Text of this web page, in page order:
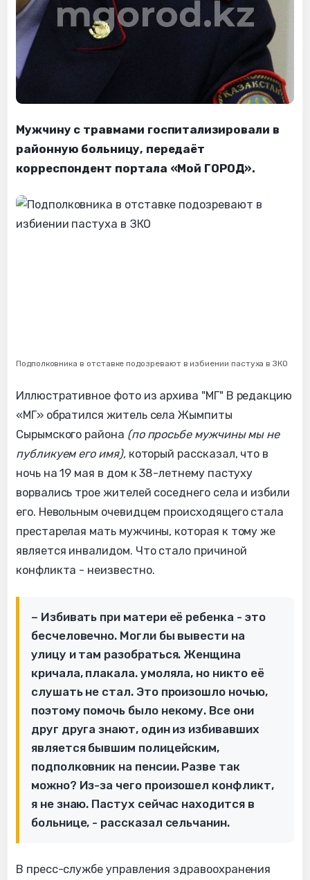
Мужчину с травмами госпитализировали в
районную больницу, передаёт
корреспондент портала «Мой ГОРОД».
Подполковника в отставке подозревают в избиении пастуха в ЗКО
Иллюстративное фото из архива "МГ" В редакцию
«МГ» обратился житель села Жымпиты
Сырымского района (по просьбе мужчины мы не
публикуем его имя),который рассказал, что в
ночь на 19 мая в дом к 38-летнему пастуху
ворвались трое жителей соседнего села и избили
его. Невольным очевидцем происходящего стала
престарелая мать мужчины, которая к тому же
является инвалидом. Что стало причиной
конфликта - неизвестно.
– Избивать при матери её ребенка - это
бесчеловечно. Могли бы вывести на
улицу и там разобраться. Женщина
кричала, плакала. умоляла, но никто её
слушать не стал. Это произошло ночью,
поэтому помочь было некому. Все они
друг друга знают, один из избивавших
является бывшим полицейским,
подполковник на пенсии. Разве так
можно? Из-за чего произошел конфликт,
я не знаю. Пастух сейчас находится в
больнице, - рассказал сельчанин.
В пресс-службе управления здравоохранения